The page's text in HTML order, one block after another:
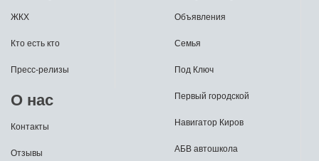
ЖКХ
Кто есть кто
Пресс-релизы
О нас
Контакты
Отзывы
Объявления
Семья
Под Ключ
Первый городской
Навигатор Киров
АБВ автошкола